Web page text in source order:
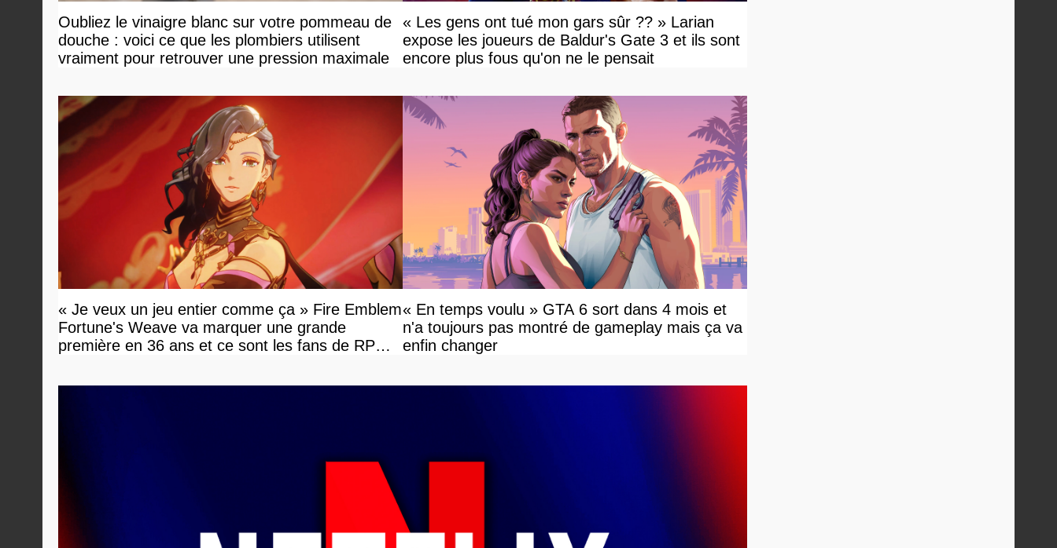
Oubliez le vinaigre blanc sur votre pommeau de
douche : voici ce que les plombiers utilisent
vraiment pour retrouver une pression maximale
« Les gens ont tué mon gars sûr ?? » Larian
expose les joueurs de Baldur's Gate 3 et ils sont
encore plus fous qu'on ne le pensait
« Je veux un jeu entier comme ça » Fire Emblem
Fortune's Weave va marquer une grande
première en 36 ans et ce sont les fans de RPG
« En temps voulu » GTA 6 sort dans 4 mois et
n'a toujours pas montré de gameplay mais ça va
enfin changer